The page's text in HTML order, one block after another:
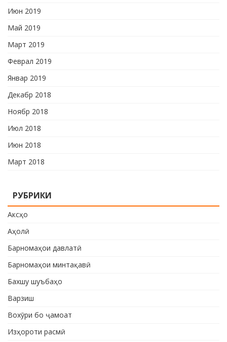
Июн 2019
Май 2019
Март 2019
Феврал 2019
Январ 2019
Декабр 2018
Ноябр 2018
Июл 2018
Июн 2018
Март 2018
РУБРИКИ
Аксҳо
Аҳолӣ
Барномаҳои давлатӣ
Барномаҳои минтақавӣ
Бахшу шуъбаҳо
Варзиш
Вохӯри бо ҷамоат
Изҳороти расмӣ